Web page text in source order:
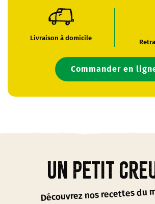
Livraison à domicile
Commander en
Un petit
Découvrez nos recettes du